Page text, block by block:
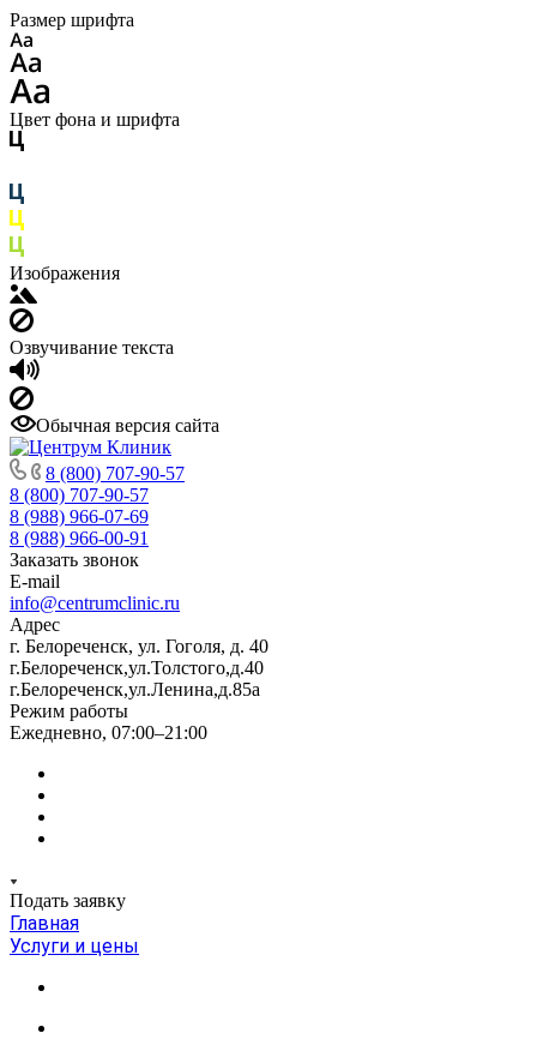
Размер шрифта
Цвет фона и шрифта
Изображения
Озвучивание текста
Обычная версия сайта
8 (800) 707-90-57
8 (800) 707-90-57
8 (988) 966-07-69
8 (988) 966-00-91
Заказать звонок
E-mail
info@centrumclinic.ru
Адрес
г. Белореченск, ул. Гоголя, д. 40
г.Белореченск,ул.Толстого,д.40
г.Белореченск,ул.Ленина,д.85а
Режим работы
Ежедневно, 07:00–21:00
Подать заявку
Главная
Услуги и цены